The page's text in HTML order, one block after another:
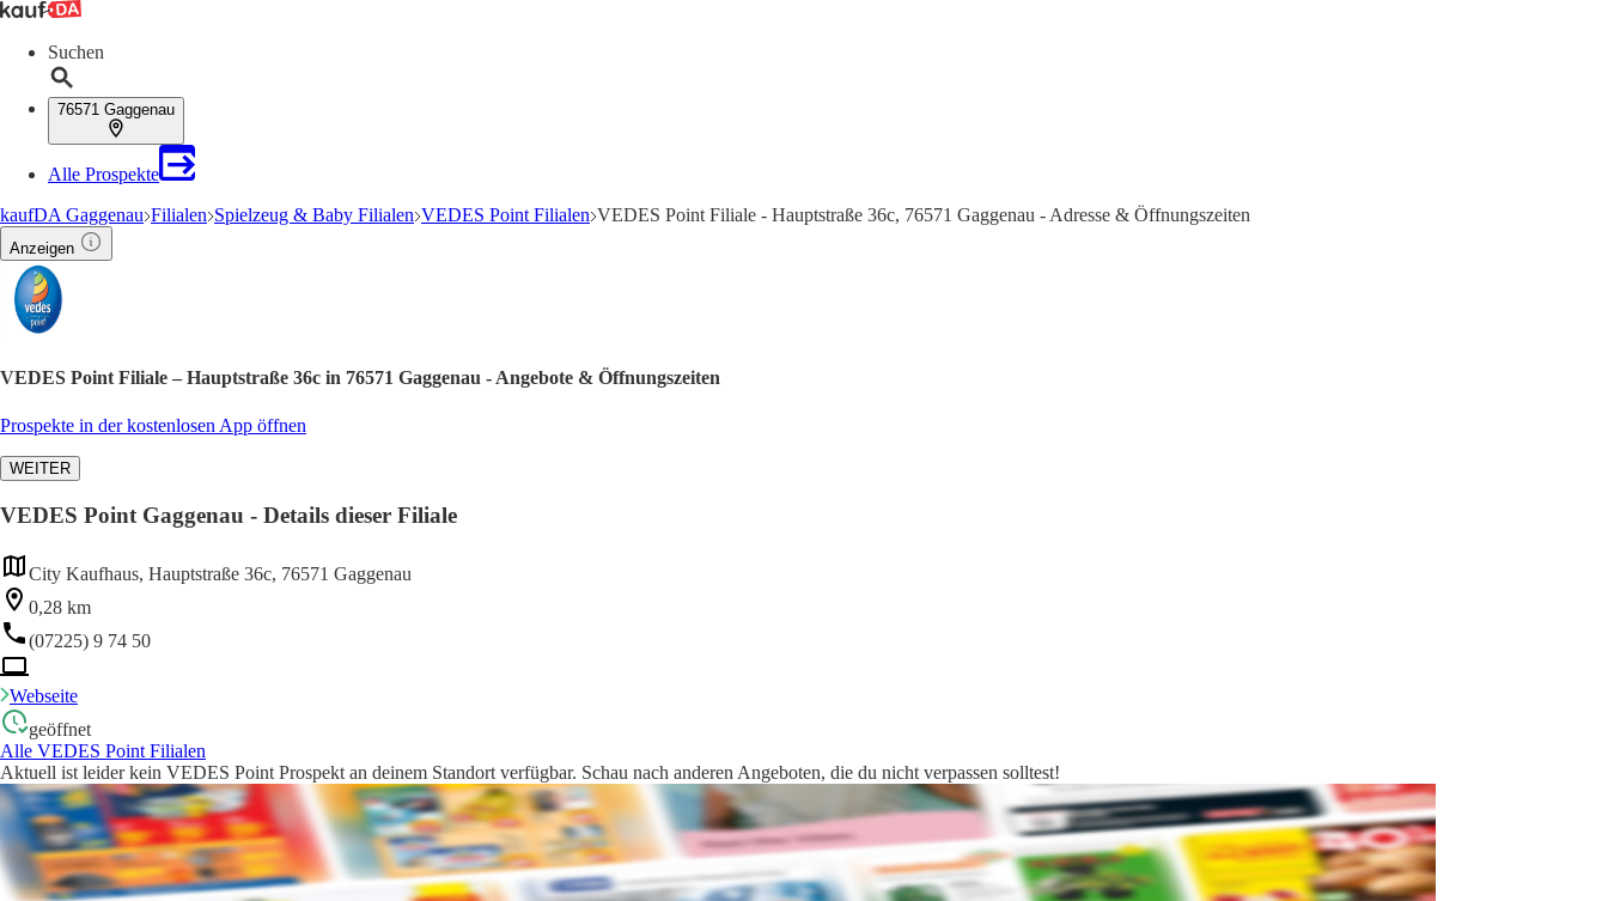
Suchen
76571 Gaggenau
Alle Prospekte
kaufDA Gaggenau Filialen Spielzeug & Baby Filialen VEDES Point Filialen VEDES Point Filiale - Hauptstraße 36c, 76571 Gaggenau - Adresse & Öffnungszeiten
Anzeigen
VEDES Point Filiale – Hauptstraße 36c in 76571 Gaggenau - Angebote & Öffnungszeiten
Prospekte in der kostenlosen App öffnen
WEITER
VEDES Point Gaggenau - Details dieser Filiale
City Kaufhaus, Hauptstraße 36c, 76571 Gaggenau
0,28 km
(07225) 9 74 50
Webseite
geöffnet
Alle VEDES Point Filialen
Aktuell ist leider kein VEDES Point Prospekt an deinem Standort verfügbar. Schau nach anderen Angeboten, die du nicht verpassen solltest!